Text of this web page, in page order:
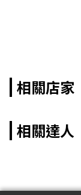
相關店家
相關達人